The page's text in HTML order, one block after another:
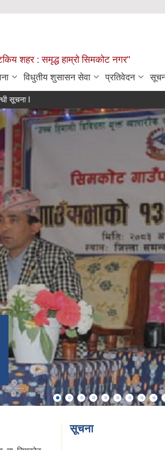
शहर : समृद्ध हाम्रो सिमकोट नगर"
विधुतीय शुसासन सेवा प्रतिवेदन
सूचना